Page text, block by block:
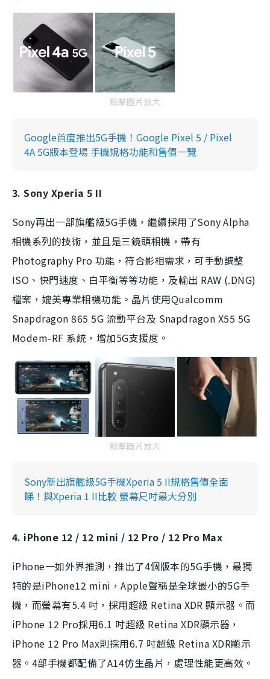
點擊圖片放大
Google首度推出5G手機！Google Pixel 5 / Pixel
4A 5G版本登場 手機規格功能和售價一覽
3. Sony Xperia 5 II
Sony再出一部旗艦級5G手機，繼續採用了Sony Alpha
相機系列的技術，並且是三鏡頭相機，帶有
Photography Pro 功能，符合影相需求，可手動調整
ISO、快門速度、白平衡等等功能，及輸出 RAW (.DNG)
檔案，媲美專業相機功能。晶片使用Qualcomm
Snapdragon 865 5G 流動平台及 Snapdragon X55 5G
Modem-RF 系統，增加5G支援度。
點擊圖片放大
Sony新出旗艦級5G手機Xperia 5 II規格售價全面
睇！與Xperia 1 II比較 螢幕尺吋最大分別
4. iPhone 12 / 12 mini / 12 Pro / 12 Pro Max
iPhone一如外界推測，推出了4個版本的5G手機，最獨
特的是iPhone12 mini，Apple聲稱是全球最小的5G手
機，而螢幕有5.4 吋，採用超級 Retina XDR 顯示器。而
iPhone 12 Pro採用6.1 吋超級 Retina XDR顯示器，
iPhone 12 Pro Max則採用6.7 吋超級 Retina XDR顯示
器。4部手機都配備了A14仿生晶片，處理性能更高效。